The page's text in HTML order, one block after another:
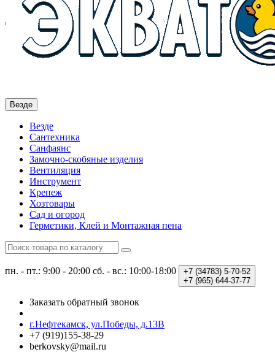
Везде
Везде
Сантехника
Санфаянс
Замочно-скобяные изделия
Вентиляция
Инструмент
Крепеж
Хозтовары
Сад и огород
Герметики, Клей и Монтажная пена
пн. - пт.: 9:00 - 20:00 сб. - вс.: 10:00-18:00 +7 (34783) 5-70-52
+7 (965) 644-37-77
Заказать обратный звонок
г.Нефтекамск, ул.Победы, д.13В
+7 (919)155-38-29
berkovsky@mail.ru